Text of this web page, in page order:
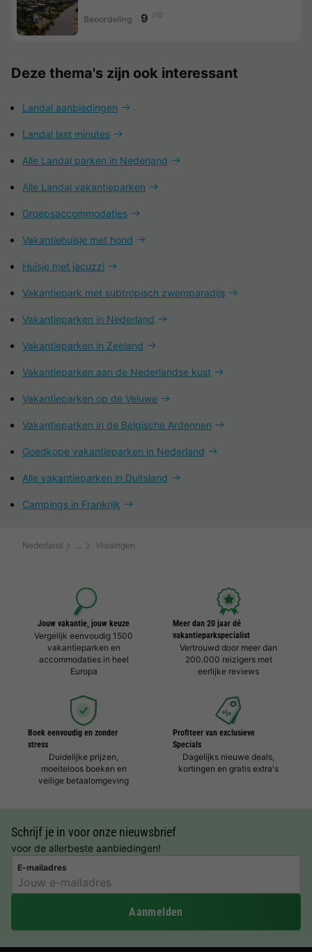
Beoordeling 9 /10
Deze thema's zijn ook interessant
Landal aanbiedingen
Landal last minutes
Alle Landal parken in Nederland
Alle Landal vakantieparken
Groepsaccommodaties
Vakantiehuisje met hond
Huisje met jacuzzi
Vakantiepark met subtropisch zwemparadijs
Vakantieparken in Nederland
Vakantieparken in Zeeland
Vakantieparken aan de Nederlandse kust
Vakantieparken op de Veluwe
Vakantieparken in de Belgische Ardennen
Goedkope vakantieparken in Nederland
Alle vakantieparken in Duitsland
Campings in Frankrijk
Nederland Vlissingen
Jouw vakantie, jouw keuze
Vergelijk eenvoudig 1500
vakantieparken en
accommodaties in heel
Europa
Meer dan 20 jaar dé
vakantieparkspecialist
Vertrouwd door meer dan
200.000 reizigers met
eerlijke reviews
Boek eenvoudig en zonder
stress
Duidelijke prijzen,
moeiteloos boeken en
veilige betaalomgeving
Profiteer van exclusieve
Specials
Dagelijks nieuwe deals,
kortingen en gratis extra's
Schrijf je in voor onze nieuwsbrief
voor de allerbeste aanbiedingen!
E-mailadres
Aanmelden